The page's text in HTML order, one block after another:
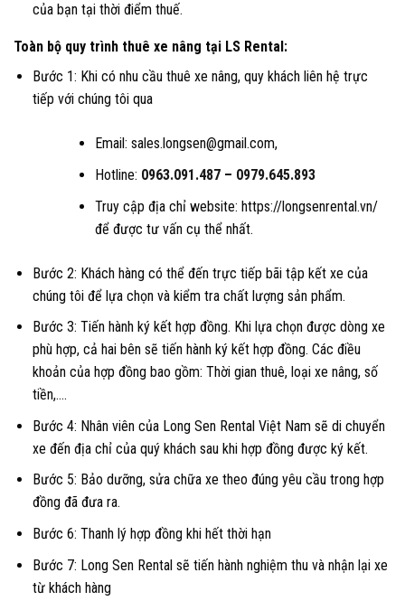
của bạn tại thời điểm thuế.
Toàn bộ quy trình thuê xe nâng tại LS Rental:
Bước 1: Khi có nhu cầu thuê xe nâng, quy khách liên hệ trực
tiếp với chúng tôi qua
Email: sales.longsen@gmail.com,
Hotline: 0963.091.487– 0979.645.893
Truy cập địa chỉ website: https://longsenrental.vn/
để được tư vấn cụ thể nhất.
Bước 2: Khách hàng có thể đến trực tiếp bãi tập kết xe của
chúng tôi để lựa chọn và kiểm tra chất lượng sản phẩm.
Bước 3: Tiến hành ký kết hợp đồng. Khi lựa chọn được dòng xe
phù hợp, cả hai bên sẽ tiến hành ký kết hợp đồng. Các điều
khoản của hợp đồng bao gồm: Thời gian thuê, loại xe nâng, số
tiền,….
Bước 4: Nhân viên của Long Sen Rental Việt Nam sẽ di chuyển
xe đến địa chỉ của quý khách sau khi hợp đồng được ký kết.
Bước 5: Bảo dưỡng, sửa chữa xe theo đúng yêu cầu trong hợp
đồng đã đưa ra.
Bước 6: Thanh lý hợp đồng khi hết thời hạn
Bước 7: Long Sen Rental sẽ tiến hành nghiệm thu và nhận lại xe
từ khách hàng